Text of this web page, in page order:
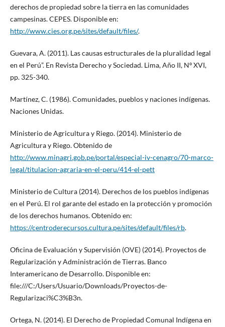
derechos de propiedad sobre la tierra en las comunidades
campesinas. CEPES. Disponible en:
http://www.cies.org.pe/sites/default/files/.
Guevara, A. (2011). Las causas estructurales de la pluralidad legal
en el Perú”. En Revista Derecho y Sociedad. Lima, Año II, Nº XVI,
pp. 325-340.
Martínez, C. (1986). Comunidades, pueblos y naciones indígenas.
Naciones Unidas.
Ministerio de Agricultura y Riego. (2014). Ministerio de
Agricultura y Riego. Obtenido de
http://www.minagri.gob.pe/portal/especial-iv-cenagro/70-marco-
legal/titulacion-agraria-en-el-peru/414-el-pett
Ministerio de Cultura (2014). Derechos de los pueblos indígenas
en el Perú. El rol garante del estado en la protección y promoción
de los derechos humanos. Obtenido en:
https://centroderecursos.cultura.pe/sites/default/files/rb.
Oficina de Evaluación y Supervisión (OVE) (2014). Proyectos de
Regularización y Administración de Tierras. Banco
Interamericano de Desarrollo. Disponible en:
file:///C:/Users/Usuario/Downloads/Proyectos-de-
Regularizaci%C3%B3n.
Ortega, N. (2014). El Derecho de Propiedad Comunal Indígena en